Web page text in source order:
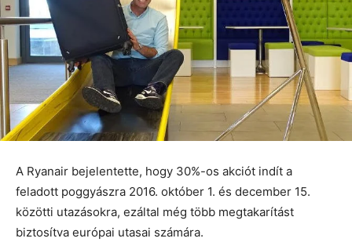
A Ryanair bejelentette, hogy 30%-os akciót indít a
feladott poggyászra 2016. október 1. és december 15.
közötti utazásokra, ezáltal még több megtakarítást
biztosítva európai utasai számára.